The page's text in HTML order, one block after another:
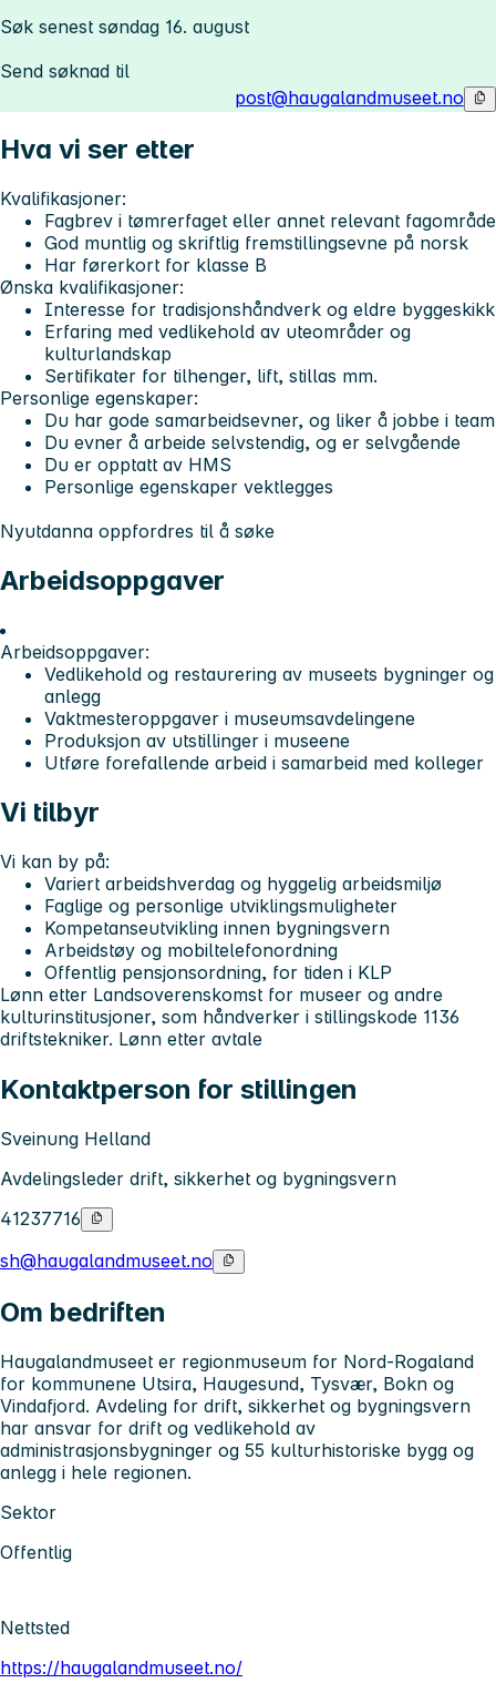
Søk senest søndag 16. august
Send søknad til
post@haugalandmuseet.no
Hva vi ser etter
Kvalifikasjoner:
Fagbrev i tømrerfaget eller annet relevant fagområde
God muntlig og skriftlig fremstillingsevne på norsk
Har førerkort for klasse B
Ønska kvalifikasjoner:
Interesse for tradisjonshåndverk og eldre byggeskikk
Erfaring med vedlikehold av uteområder og
kulturlandskap
Sertifikater for tilhenger, lift, stillas mm.
Personlige egenskaper:
Du har gode samarbeidsevner, og liker å jobbe i team
Du evner å arbeide selvstendig, og er selvgående
Du er opptatt av HMS
Personlige egenskaper vektlegges
Nyutdanna oppfordres til å søke
Arbeidsoppgaver
Arbeidsoppgaver:
Vedlikehold og restaurering av museets bygninger og
anlegg
Vaktmesteroppgaver i museumsavdelingene
Produksjon av utstillinger i museene
Utføre forefallende arbeid i samarbeid med kolleger
Vi tilbyr
Vi kan by på:
Variert arbeidshverdag og hyggelig arbeidsmiljø
Faglige og personlige utviklingsmuligheter
Kompetanseutvikling innen bygningsvern
Arbeidstøy og mobiltelefonordning
Offentlig pensjonsordning, for tiden i KLP
Lønn etter Landsoverenskomst for museer og andre
kulturinstitusjoner, som håndverker i stillingskode 1136
driftstekniker. Lønn etter avtale
Kontaktperson for stillingen
Sveinung Helland
Avdelingsleder drift, sikkerhet og bygningsvern
41237716
sh@haugalandmuseet.no
Om bedriften
Haugalandmuseet er regionmuseum for Nord-Rogaland
for kommunene Utsira, Haugesund, Tysvær, Bokn og
Vindafjord. Avdeling for drift, sikkerhet og bygningsvern
har ansvar for drift og vedlikehold av
administrasjonsbygninger og 55 kulturhistoriske bygg og
anlegg i hele regionen.
Sektor
Offentlig
Nettsted
https://haugalandmuseet.no/